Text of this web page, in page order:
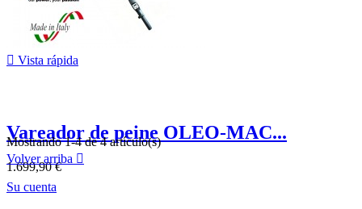
 Vista rápida
Vareador de peine OLEO-MAC...
1.699,90 €
Mostrando 1-4 de 4 artículo(s)
Volver arriba 
Su cuenta